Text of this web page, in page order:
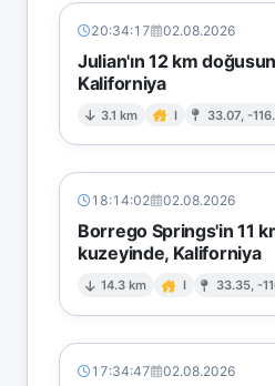
20:34:17 02.08.2026
Julian'ın 12 km
Kaliforniya
3.1 km I 33.07, -
18:14:02 02.08.2026
Borrego Springs'in 11
kuzeyinde, Kaliforniya
14.3 km I 33.35, -
17:34:47 02.08.2026